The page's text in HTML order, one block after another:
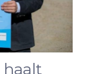
haalt